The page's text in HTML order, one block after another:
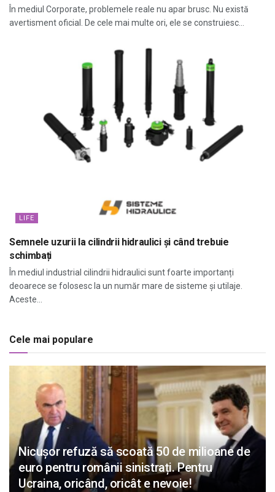
În mediul Corporate, problemele reale nu apar brusc. Nu există
avertisment oficial. De cele mai multe ori, ele se construiesc...
LIFE
Semnele uzurii la cilindrii hidraulici și când trebuie
schimbați
În mediul industrial cilindrii hidraulici sunt foarte importanți
deoarece se folosesc la un număr mare de sisteme și utilaje.
Aceste...
Cele mai populare
Nicușor refuză să scoată 50 de milioane de
euro pentru românii sinistrați. Pentru
Ucraina, oricând, oricât e nevoie!